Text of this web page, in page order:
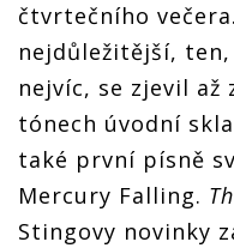
čtvrtečního
nejdůležitější,
nejvíc, se zjevil až
tónech úvodní
také první písně
Mercury Falling.
Stingovy novinky